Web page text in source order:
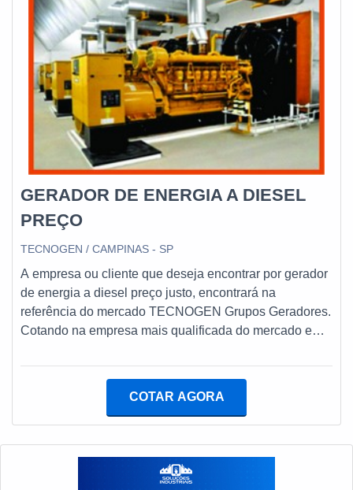
área de atuação, fecha todo o ciclo de entrega com
excelência para toda a carteira de clientes.
GERADOR DE ENERGIA A DIESEL
PREÇO
TECNOGEN / CAMPINAS - SP
A empresa ou cliente que deseja encontrar por gerador
de energia a diesel preço justo, encontrará na
referência do mercado TECNOGEN Grupos Geradores.
Cotando na empresa mais qualificada do mercado e
um só lugar.UM POUCO MAIS SOBRE GERADOR DE
comprometida com os serviços, depara com a
TECNOGEN Grupos Geradores. Uma empresa com
alto know-how em grupos geradores de energia e
locação de geradores, garantindo a satisfação da
COTAR AGORA